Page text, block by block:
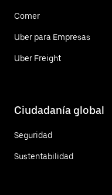
Comer
Uber para Empresas
Uber Freight
Ciudadanía global
Seguridad
Sustentabilidad